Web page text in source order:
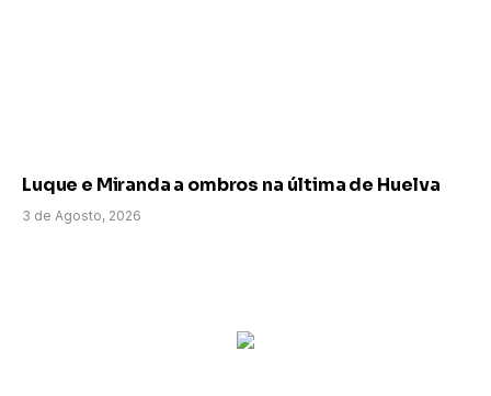
Luque e Miranda a ombros na última de Huelva
3 de Agosto, 2026